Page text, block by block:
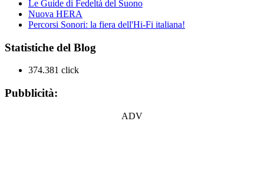
Le Guide di Fedeltà del Suono
Nuova HERA
Percorsi Sonori: la fiera dell'Hi-Fi italiana!
Statistiche del Blog
374.381 click
Pubblicità:
ADV